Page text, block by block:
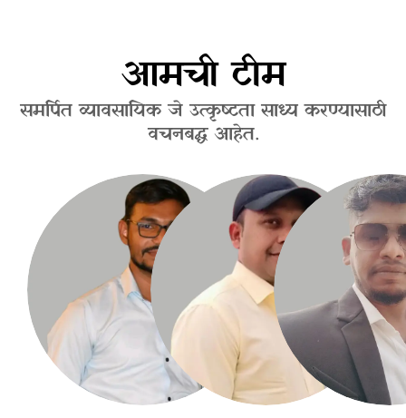
आमची टीम
समर्पित व्यावसायिक जे उत्कृष्टता साध्य करण्यासाठी
वचनबद्ध आहेत.